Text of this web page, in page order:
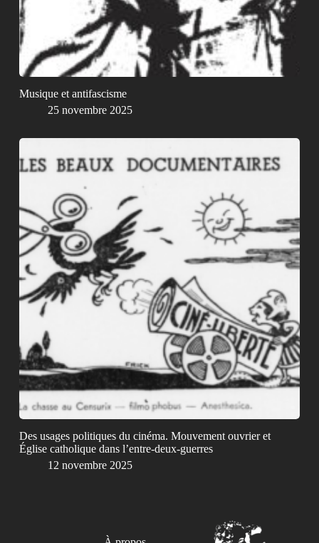
Musique et antifascisme
25 novembre 2025
Des usages politiques du cinéma. Mouvement ouvrier et
Église catholique dans l’entre-deux-guerres
12 novembre 2025